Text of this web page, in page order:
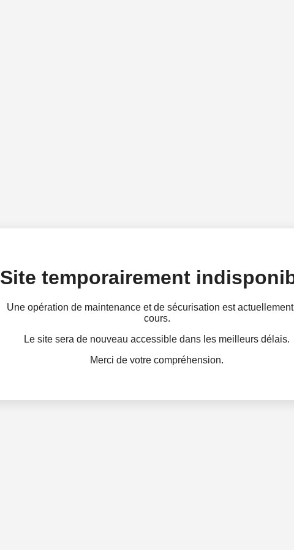
Site temporairement
Une opération de maintenance et de sécurisation est
cours.
Le site sera de nouveau accessible dans les meilleurs délais.
Merci de votre compréhension.